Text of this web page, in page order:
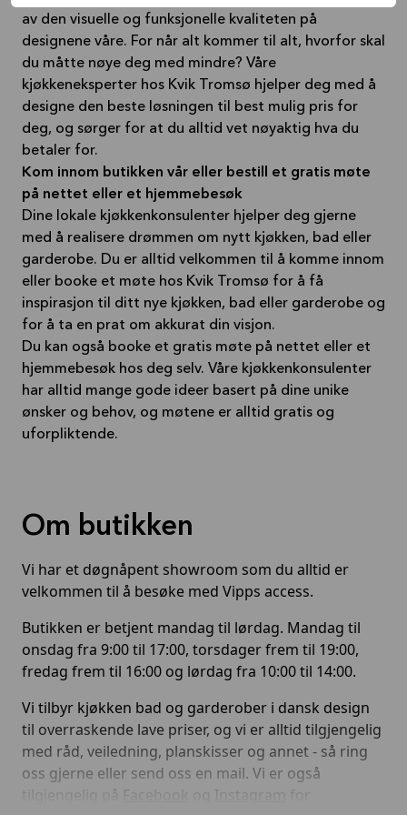
av den visuelle og funksjonelle kvaliteten på
designene våre. For når alt kommer til alt, hvorfor skal
du måtte nøye deg med mindre? Våre
kjøkkeneksperter hos Kvik Tromsø hjelper deg med å
designe den beste løsningen til best mulig pris for
deg, og sørger for at du alltid vet nøyaktig hva du
betaler for.
Kom innom butikken vår eller bestill et gratis møte
på nettet eller et hjemmebesøk
Dine lokale kjøkkenkonsulenter hjelper deg gjerne
med å realisere drømmen om nytt kjøkken, bad eller
garderobe. Du er alltid velkommen til å komme innom
eller booke et møte hos Kvik Tromsø for å få
inspirasjon til ditt nye kjøkken, bad eller garderobe og
for å ta en prat om akkurat din visjon.
Du kan også booke et gratis møte på nettet eller et
hjemmebesøk hos deg selv. Våre kjøkkenkonsulenter
har alltid mange gode ideer basert på dine unike
ønsker og behov, og møtene er alltid gratis og
uforpliktende.
Om butikken
Vi har et døgnåpent showroom som du alltid er
velkommen til å besøke med Vipps access.
Butikken er betjent mandag til lørdag. Mandag til
onsdag fra 9:00 til 17:00, torsdager frem til 19:00,
fredag frem til 16:00 og lørdag fra 10:00 til 14:00.
Vi tilbyr kjøkken bad og garderober i dansk design
til overraskende lave priser, og vi er alltid tilgjengelig
med råd, veiledning, planskisser og annet - så ring
oss gjerne eller send oss en mail. Vi er også
tilgjengelig på Facebook Instagram
for